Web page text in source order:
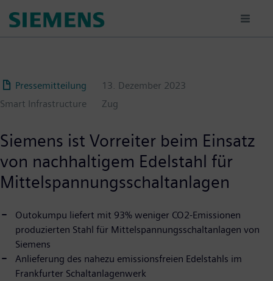
para
Pressemitteilung
13. Dezember 2023
Smart Infrastructure
Zug
Siemens ist Vorreiter beim Einsatz
von nachhaltigem Edelstahl für
Mittelspannungsschaltanlagen
Outokumpu liefert mit 93% weniger CO2-Emissionen
produzierten Stahl für Mittelspannungsschaltanlagen von
Siemens
Anlieferung des nahezu emissionsfreien Edelstahls im
Frankfurter Schaltanlagenwerk